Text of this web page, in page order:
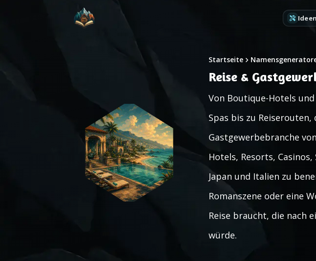
Startseite
Reise &
Von Boutique-Hotels
Spas bis zu
Gastgewerbebranche
Hotels, Resorts,
Japan und Italien zu
Romanszene oder eine
Reise braucht, die nach
würde.